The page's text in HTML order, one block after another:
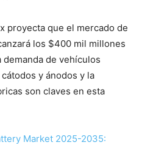
proyecta que el mercado de
los $400 mil millones
de vehículos
y ánodos y la
son claves en esta
Market 2025-2035: